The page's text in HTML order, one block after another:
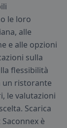
le loro
alle
e alle opzioni
sulla
flessibilità
un ristorante
le valutazioni
Scarica
è